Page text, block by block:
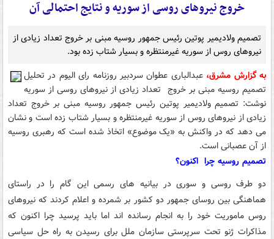
خروج نیروهای روسی از سوریه و نتایج احتمالی آن
تصمیم ولادیمیر پوتین رئیس جمهور روسیه مبنی بر خروج تعداد زیادی از
نیروهای روس از سوریه غیرمنتظره و بسیار شتاب زده بود.
به گزارش مشرق، عبدالباری عطوان سردبیر روزنامه رای الیوم در تحلیل
تصمیم روسیه مبنی بر خروج تعداد زیادی از نیروهای روسی از سوریه
نوشت: تصمیم ولادیمیر پوتین رئیس جمهور روسیه مبنی بر خروج تعداد
زیادی از نیروهای روس از سوریه غیرمنتظره و بسیار شتاب زده است و نشان
می دهد که در واکنش به «یک موضوع» اتخاذ شده است که رهبری روسیه
از آن عصبانی است.
تصمیم روسیه چرا اکنون؟
دو طرف روسی و سوری در بیانیه های رسمی این گام را در راستای
هماهنگی بین روسای جمهور دو کشور بر شمرده و اعلام کردند که نیروهای
روس ماموریت خود را به انجام رسانده اند اما باید پرسید چرا اکنون که
مذاکرات ژنو تحت سرپرستی سازمان ملل برای رسیدن به راه حل سیاسی